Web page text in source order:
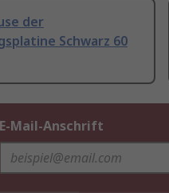
der
Schwarz 60
E-Mail-Anschrift